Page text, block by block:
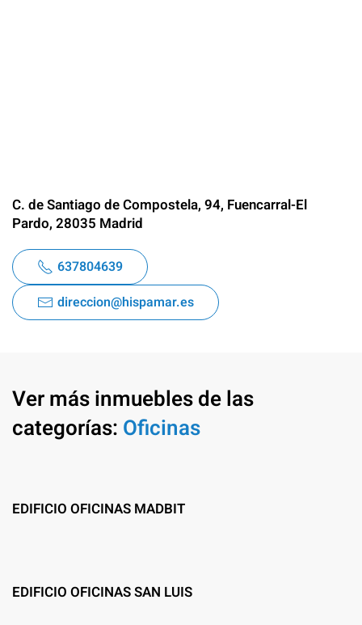
C. de Santiago de Compostela, 94, Fuencarral-El
Pardo, 28035 Madrid
637804639
direccion@hispamar.es
Ver más inmuebles de las
categorías: Oficinas
EDIFICIO OFICINAS MADBIT
EDIFICIO OFICINAS SAN LUIS